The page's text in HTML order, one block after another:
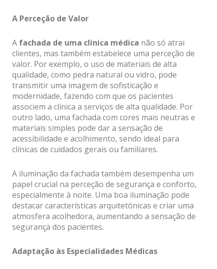
A Perceção de Valor
A fachada de uma clínica médica não só atrai
clientes, mas também estabelece uma perceção de
valor. Por exemplo, o uso de materiais de alta
qualidade, como pedra natural ou vidro, pode
transmitir uma imagem de sofisticação e
modernidade, fazendo com que os pacientes
associem a clínica a serviços de alta qualidade. Por
outro lado, uma fachada com cores mais neutras e
materiais simples pode dar a sensação de
acessibilidade e acolhimento, sendo ideal para
clínicas de cuidados gerais ou familiares.
A iluminação da fachada também desempenha um
papel crucial na perceção de segurança e conforto,
especialmente à noite. Uma boa iluminação pode
destacar características arquitetónicas e criar uma
atmosfera acolhedora, aumentando a sensação de
segurança dos pacientes.
Adaptação às Especialidades Médicas